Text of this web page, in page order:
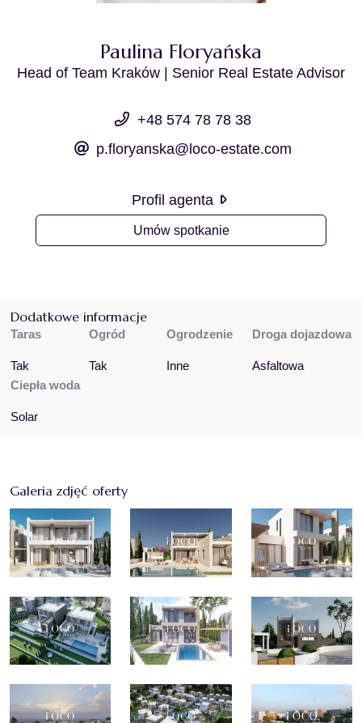
Paulina Floryańska
Head of Team Kraków | Senior Real Estate Advisor
+48 574 78 78 38
p.floryanska@loco-estate.com
Profil agenta
Umów spotkanie
Dodatkowe informacje
Taras
Tak
Ogród
Tak
Ogrodzenie
Inne
Droga dojazdowa
Asfaltowa
Ciepła woda
Solar
Galeria zdjęć oferty